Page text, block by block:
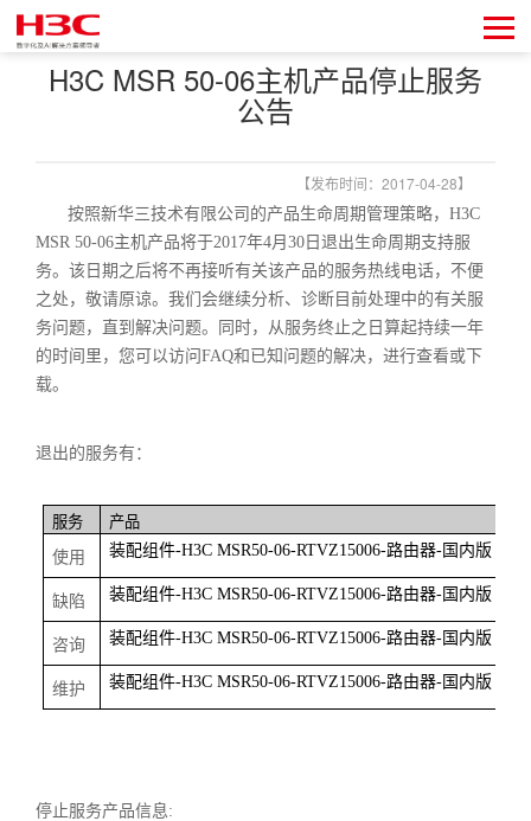
H3C MSR 50-06主机产品停止服务
公告
【发布时间：2017-04-28】
按照新华三技术有限公司的产品生命周期管理策略， H3C
MSR 50-06主机产品将于2017年4月 30 日退出生命周期支持服
务。该日期之后将不再接听有关该产品的服务热线电话，不便
之处，敬请原谅。我们会继续分析、诊断目前处理中的有关服
务问题，直到解决问题。同时，从服务终止之日算起持续一年
的时间里，您可以访问 FAQ和已知问题的解决，进行查看或下
载。
退出的服务有：
服务
产品
使用
装配组件-H3C MSR50-06-RTVZ15006-路由器- 国内版
缺陷 装配组件-H3C MSR50-06-RTVZ15006-路由器- 国内版
咨询 装配组件-H3C MSR50-06-RTVZ15006-路由器- 国内版
维护 装配组件-H3C MSR50-06-RTVZ15006-路由器- 国内版
停止服务产品信息: